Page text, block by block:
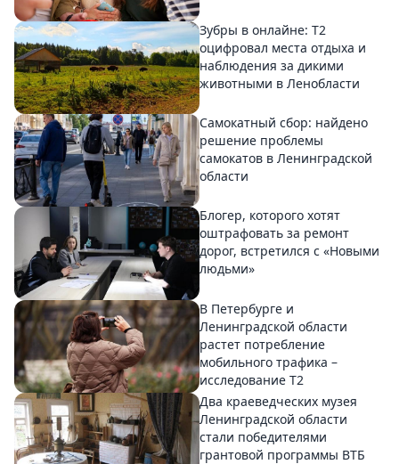
Зубры в онлайне: Т2
оцифровал места отдыха и
наблюдения за дикими
животными в Ленобласти
Самокатный сбор: найдено
решение проблемы
самокатов в Ленинградской
области
Блогер, которого хотят
оштрафовать за ремонт
дорог, встретился с «Новыми
людьми»
В Петербурге и
Ленинградской области
растет потребление
мобильного трафика –
исследование T2
Два краеведческих музея
Ленинградской области
стали победителями
грантовой программы ВТБ